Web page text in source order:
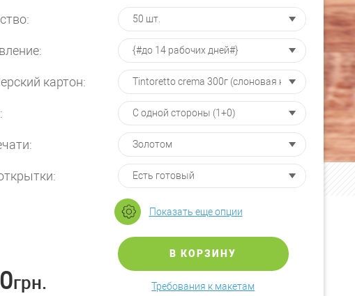
картон:
Показать еще опции
грн.
В КОРЗИНУ
Требования к макетам